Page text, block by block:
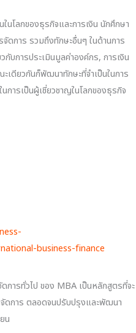
นโลกของธุรกิจและการเงิน นักศึกษา
ดการ รวมถึงทักษะอื่นๆ ในด้านการ
กับการประเมินมูลค่าองค์กร, การเงิน
เดียวกันก็พัฒนาทักษะที่จำเป็นในการ
ารเป็นผู้เชี่ยวชาญในโลกของธุรกิจ
business-finance
ารทั่วไป ของ MBA เป็นหลักสูตรที่จะ
ดการ ตลอดจนปรับปรุงและพัฒนา
น